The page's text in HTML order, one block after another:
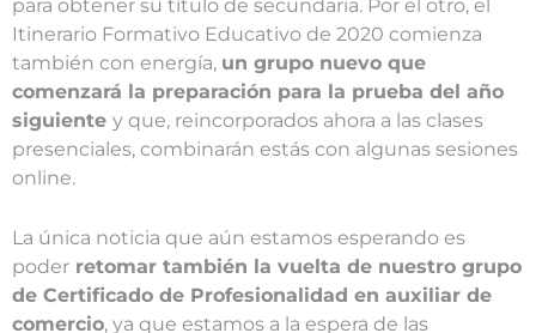
para obtener su título de secundaria. Por el otro, el
Itinerario Formativo Educativo de 2020 comienza
también con energía, un grupo nuevo que
comenzará la preparación para la prueba del año
siguiente y que, reincorporados ahora a las clases
presenciales, combinarán estás con algunas sesiones
online.
La única noticia que aún estamos esperando es
poder retomar también la vuelta de nuestro grupo
de Certificado de Profesionalidad en auxiliar de
comercio, ya que estamos a la espera de las